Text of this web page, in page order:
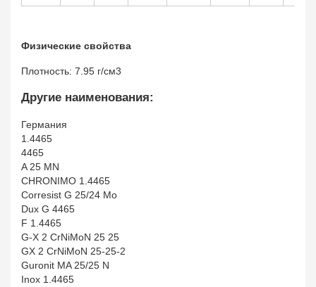
Физические свойства
Плотность: 7.95 г/см3
Другие наименования:
Германия
1.4465
4465
A 25 MN
CHRONIMO 1.4465
Corresist G 25/24 Mo
Dux G 4465
F 1.4465
G-X 2 CrNiMoN 25 25
GX 2 CrNiMoN 25-25-2
Guronit MA 25/25 N
Inox 1.4465